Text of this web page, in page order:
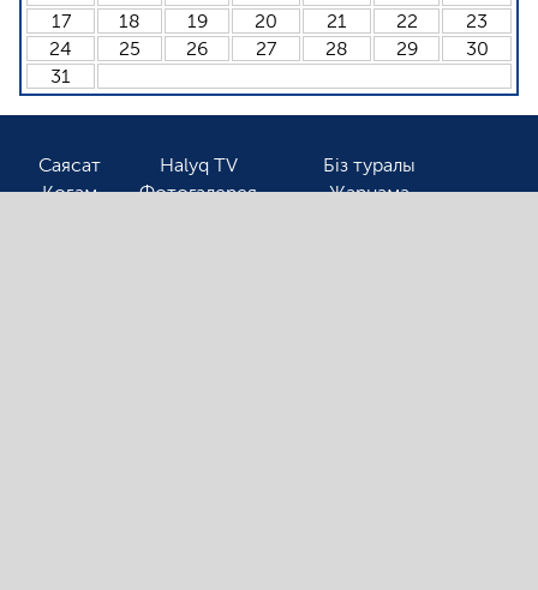
17
18 19 20 21 22
23
24
25 26 27 28 29
30
31
Саясат
Қоғам
Halyq TV
Фотогалерея
Біз туралы
Жарнама